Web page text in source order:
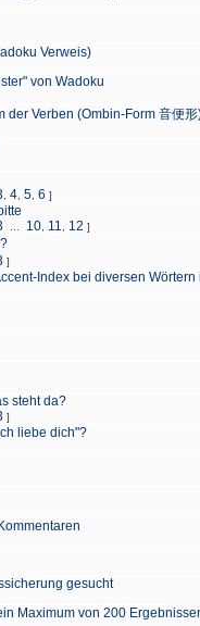
Verweis)
von Wadoku
der Verben (Ombin-Form 音便形
4 5 6 ]
10 11 12 ]
]
Index bei diversen
steht da?
]
liebe dich"?
gesucht
Maximum von 200